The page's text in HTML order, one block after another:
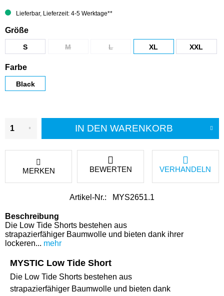
Lieferbar, Lieferzeit: 4-5 Werktage**
Größe
S M L XL XXL
Farbe
Black
IN DEN WARENKORB
MERKEN BEWERTEN VERHANDELN
Artikel-Nr.: MYS2651.1
Beschreibung
Die Low Tide Shorts bestehen aus
strapazierfähiger Baumwolle und bieten dank ihrer
lockeren... mehr
MYSTIC Low Tide Short
Die Low Tide Shorts bestehen aus
strapazierfähiger Baumwolle und bieten dank